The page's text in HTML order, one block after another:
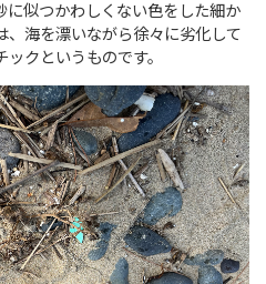
に似つかわしくない色をした細か
、海を漂いながら徐々に劣化して
クというものです。